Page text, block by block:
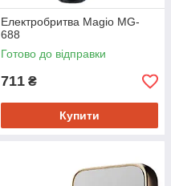
Електробритва Magio MG-
688
Готово до відправки
711 ₴
Купити